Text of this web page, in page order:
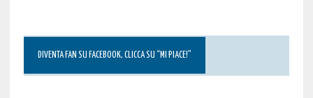
DIVENTA FAN SU FACEBOOK, CLICCA SU “MI PIACE!”